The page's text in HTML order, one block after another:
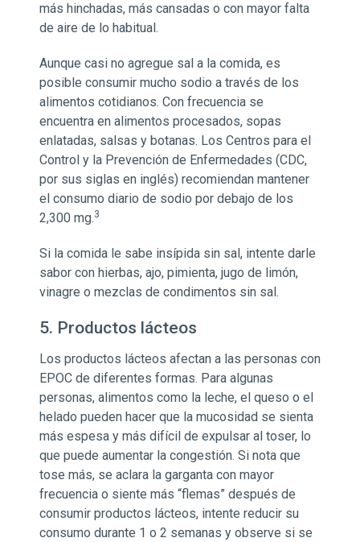
más hinchadas, más cansadas o con mayor falta
de aire de lo habitual.
Aunque casi no agregue sal a la comida, es
posible consumir mucho sodio a través de los
alimentos cotidianos. Con frecuencia se
encuentra en alimentos procesados, sopas
enlatadas, salsas y botanas. Los Centros para el
Control y la Prevención de Enfermedades (CDC,
por sus siglas en inglés) recomiendan mantener
el consumo diario de sodio por debajo de los
2,300 mg.3
Si la comida le sabe insípida sin sal, intente darle
sabor con hierbas, ajo, pimienta, jugo de limón,
vinagre o mezclas de condimentos sin sal.
5. Productos lácteos
Los productos lácteos afectan a las personas con
EPOC de diferentes formas. Para algunas
personas, alimentos como la leche, el queso o el
helado pueden hacer que la mucosidad se sienta
más espesa y más difícil de expulsar al toser, lo
que puede aumentar la congestión. Si nota que
tose más, se aclara la garganta con mayor
frecuencia o siente más “flemas” después de
consumir productos lácteos, intente reducir su
consumo durante 1 o 2 semanas y observe si se